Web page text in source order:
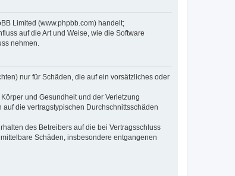
Limited (www.phpbb.com) handelt;
auf die Art und Weise, wie die Software
nehmen.
nur für Schäden, die auf ein vorsätzliches oder
und Gesundheit und der Verletzung
die vertragstypischen Durchschnittsschäden
des Betreibers auf die bei Vertragsschluss
Schäden, insbesondere entgangenen